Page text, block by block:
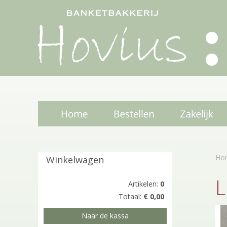
Winkelwagen
Artikelen: 0
Totaal: € 0,00
Naar de kassa